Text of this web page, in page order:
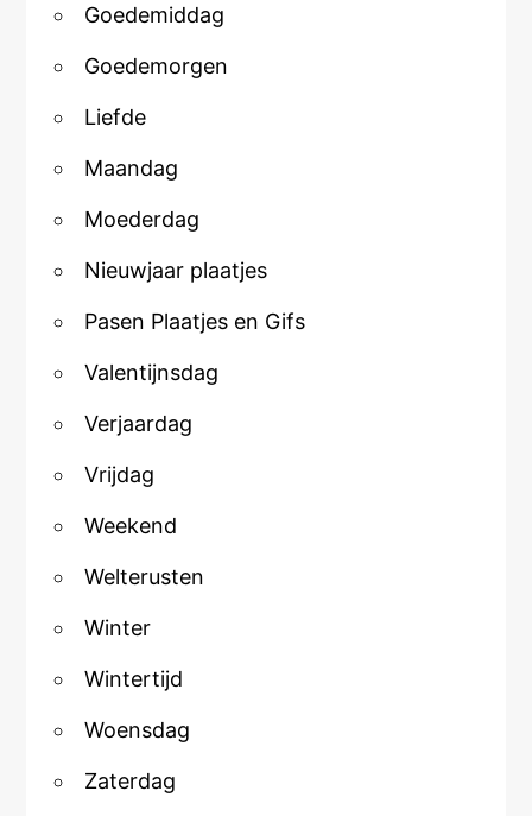
Goedemiddag
Goedemorgen
Liefde
Maandag
Moederdag
Nieuwjaar plaatjes
Pasen Plaatjes en Gifs
Valentijnsdag
Verjaardag
Vrijdag
Weekend
Welterusten
Winter
Wintertijd
Woensdag
Zaterdag